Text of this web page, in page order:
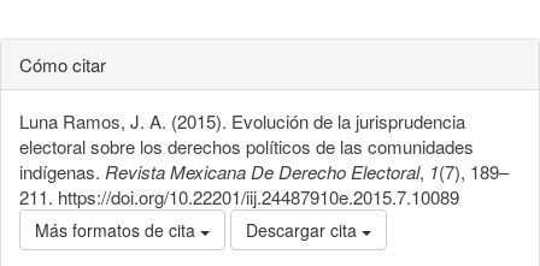
Cómo citar
Luna Ramos, J. A. (2015). Evolución de la jurisprudencia
electoral sobre los derechos políticos de las comunidades
indígenas. Revista Mexicana De Derecho Electoral, 1(7), 189–
211. https://doi.org/10.22201/iij.24487910e.2015.7.10089
Más formatos de cita Descargar cita